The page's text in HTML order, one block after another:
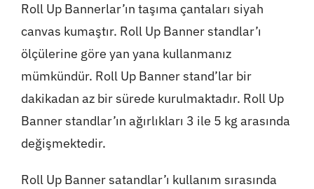
Roll Up Bannerlar’ın taşıma çantaları siyah
canvas kumaştır. Roll Up Banner standlar’ı
ölçülerine göre yan yana kullanmanız
mümkündür. Roll Up Banner stand’lar bir
dakikadan az bir sürede kurulmaktadır. Roll Up
Banner standlar’ın ağırlıkları 3 ile 5 kg arasında
değişmektedir.
Roll Up Banner satandlar’ı kullanım sırasında